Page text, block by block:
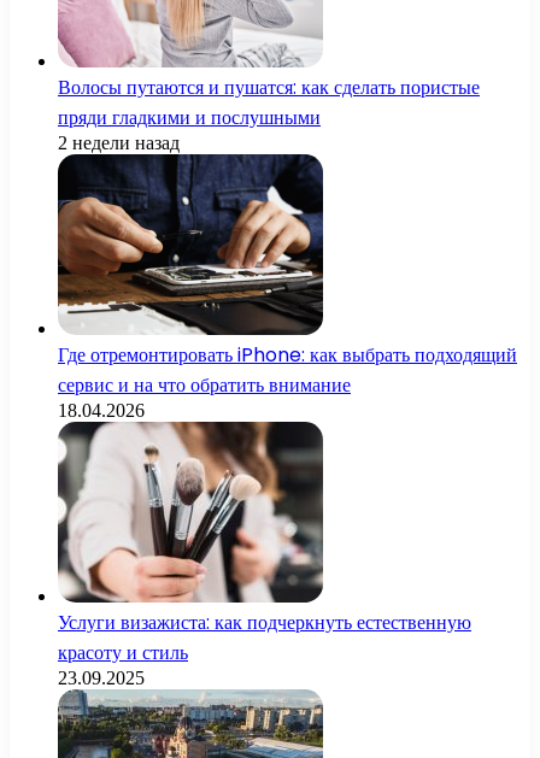
Волосы путаются и пушатся: как сделать пористые
пряди гладкими и послушными
2 недели назад
Где отремонтировать iPhone: как выбрать подходящий
сервис и на что обратить внимание
18.04.2026
Услуги визажиста: как подчеркнуть естественную
красоту и стиль
23.09.2025